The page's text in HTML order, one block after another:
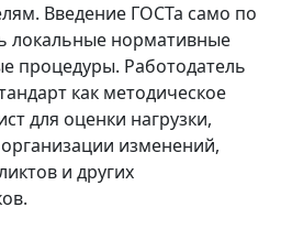
Введение ГОСТа само по
локальные нормативные
процедуры. Работодатель
как методическое
для оценки нагрузки,
изменений,
и других